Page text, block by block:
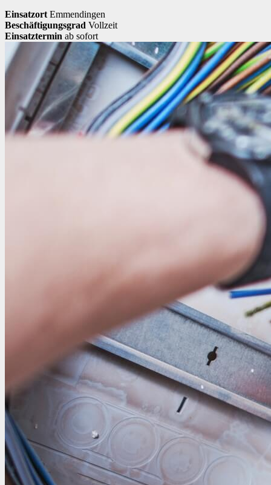
Einsatzort Emmendingen
Beschäftigungsgrad Vollzeit
Einsatztermin ab sofort